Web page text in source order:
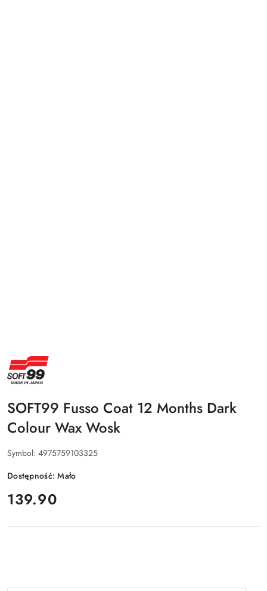
NAZWA
PRODUCENTA:
SOFT99
SOFT99 Fusso Coat 12 Months Dark
Colour Wax Wosk
Symbol: 4975759103325
Dostępność:Mało
cena:
139.90